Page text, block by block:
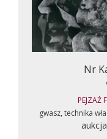
Nr
PEJZAŻ
gwasz, technika